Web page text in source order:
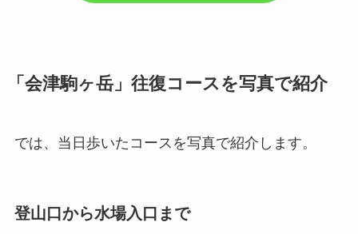
「会津駒ヶ岳」往復コースを写真で紹介
では、当日歩いたコースを写真で紹介します。
登山口から水場入口まで